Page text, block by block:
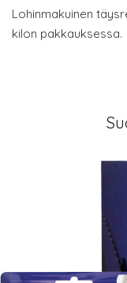
Lohinmakuinen
kilon pakkauksessa.